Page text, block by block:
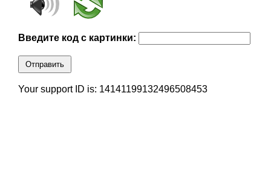
Введите код с картинки:
Отправить
Your support ID is: 14141199132496508453